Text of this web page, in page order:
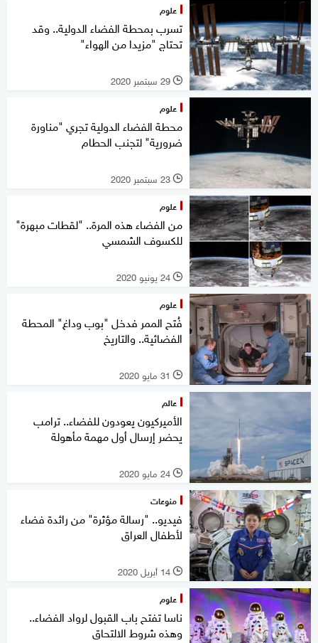
علوم
تسرب بمحطة الفضاء الدولية.. وقد
تحتاج "مزيدا من الهواء"
l 29 سبتمبر 2020
علوم
محطة الفضاء الدولية تجري "مناورة
ضرورية" لتجنب الحطام
l 23 سبتمبر 2020
علوم
من الفضاء هذه المرة.. "لقطات مبهرة"
للكسوف الشمسي
l 24 يونيو 2020
علوم
فُتح الممر فدخل "بوب وداغ" المحطة
الفضائية.. والتاريخ
l 31 مايو 2020
عالم
الأميركيون يعودون للفضاء.. ترامب
يحضر إرسال أول مهمة مأهولة
l 24 مايو 2020
منوعات
فيديو.. "رسالة مؤثرة" من رائدة فضاء
لأطفال العراق
l 14 أبريل 2020
علوم
ناسا تفتح باب القبول لرواد الفضاء..
وهذه شروط الالتحاق